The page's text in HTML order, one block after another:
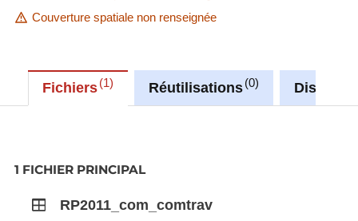
Couverture spatiale non renseignée
Fichiers 1 Réutilisations 0
1 FICHIER PRINCIPAL
RP2011_com_comtrav